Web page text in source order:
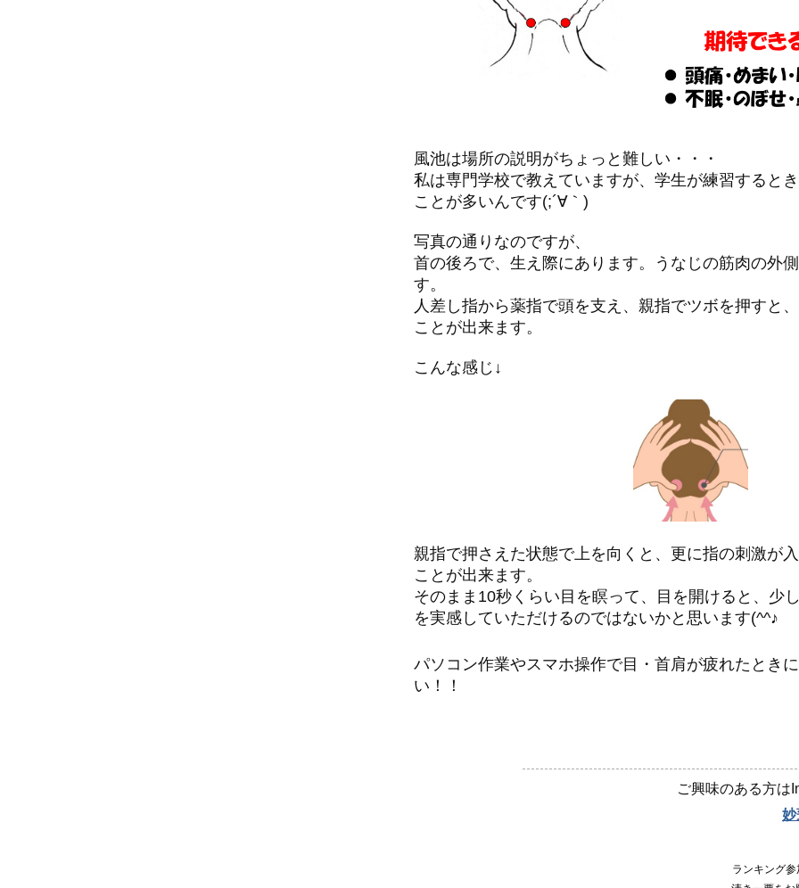
風池は場所の説明がちょっと難しい・・・
私は専門学校で教えていますが、学生が練習すると
ことが多いんです(;´∀｀)
写真の通りなのですが、
首の後ろで、生え際にあります。うなじの筋肉の外
す。
人差し指から薬指で頭を支え、親指でツボを押すと
ことが出来ます。
こんな感じ↓
親指で押さえた状態で上を向くと、更に指の刺激が
ことが出来ます。
そのまま10秒くらい目を瞑って、目を開けると、少
を実感していただけるのではないかと思います(^^♪
パソコン作業やスマホ操作で目・首肩が疲れたとき
い！！
ご興味のある方は
ランキング